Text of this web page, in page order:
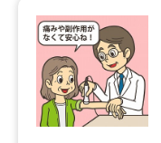
先輩が入学を決めた理由
新生活お役立ちガイド